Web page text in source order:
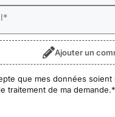
*
Ajouter un
*
que mes données
traitement de ma demande.*